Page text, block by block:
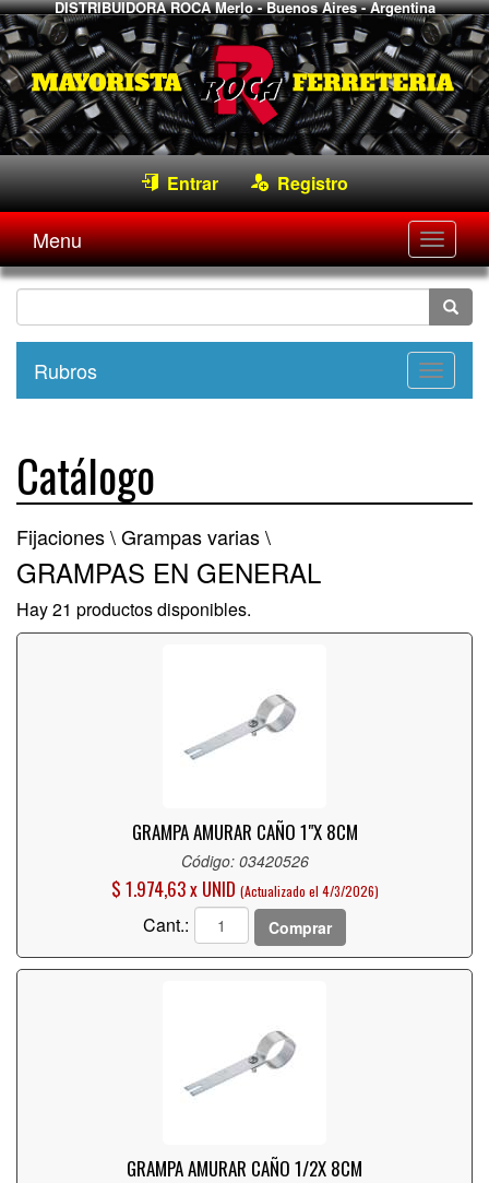
DISTRIBUIDORA ROCA Merlo - Buenos Aires - Argentina
Entrar Registro
Menu
Rubros
Catálogo
Fijaciones \Grampas varias \
GRAMPAS EN GENERAL
Hay 21 productos disponibles.
GRAMPA AMURAR CAÑO 1"X 8CM
Código: 03420526
$ 1.974,63 x UNID (Actualizado el 4/3/2026)
Cant.: Comprar
GRAMPA AMURAR CAÑO 1/2X 8CM